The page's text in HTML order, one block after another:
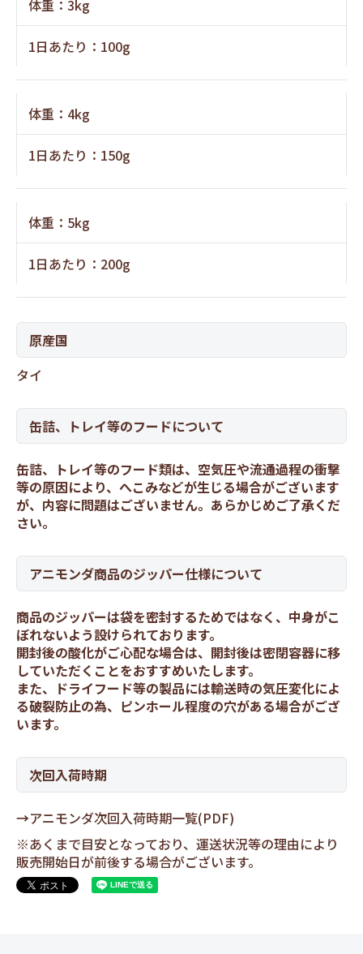
体重：3kg
1日あたり：100g
体重：4kg
1日あたり：150g
体重：5kg
1日あたり：200g
原産国
タイ
缶詰、トレイ等のフードについて
缶詰、トレイ等のフード類は、空気圧や流通過程の衝撃
等の原因により、へこみなどが生じる場合がございます
が、内容に問題はございません。あらかじめご了承くだ
さい。
アニモンダ商品のジッパー仕様について
商品のジッパーは袋を密封するためではなく、中身がこ
ぼれないよう設けられております。
開封後の酸化がご心配な場合は、開封後は密閉容器に移
していただくことをおすすめいたします。
また、ドライフード等の製品には輸送時の気圧変化によ
る破裂防止の為、ピンホール程度の穴がある場合がござ
います。
次回入荷時期
→アニモンダ次回入荷時期一覧(PDF)
※あくまで目安となっており、運送状況等の理由により
販売開始日が前後する場合がございます。